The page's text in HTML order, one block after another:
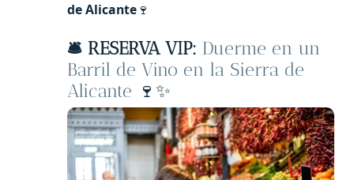
de Alicante 🍷
🛎️ RESERVA VIP: Duerme en un
Barril de Vino en la Sierra de
Alicante 🍷✨